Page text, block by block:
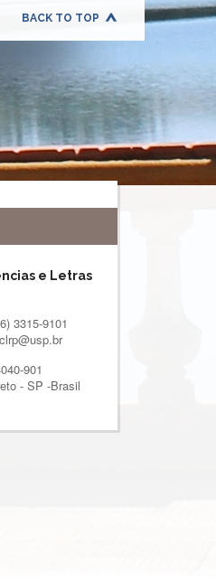
BACK TO TOP
e Letras
3315-9101
901
- SP -Brasil